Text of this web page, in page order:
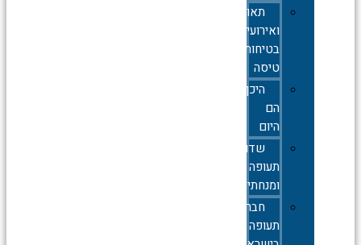
תאונות
ואירועי
בטיחות
טיסה
היכן
הם
היום
שדות
תעופה
ומנחתים
חברות
תעופה